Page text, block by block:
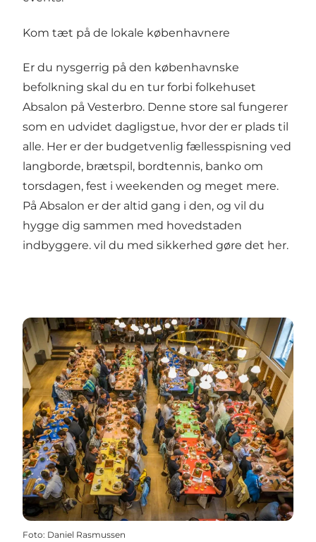
Kom tæt på de lokale københavnere
Er du nysgerrig på den københavnske
befolkning skal du en tur forbi folkehuset
Absalon på Vesterbro. Denne store sal fungerer
som en udvidet dagligstue, hvor der er plads til
alle. Her er der budgetvenlig fællesspisning ved
langborde, brætspil, bordtennis, banko om
torsdagen, fest i weekenden og meget mere.
På Absalon er der altid gang i den, og vil du
hygge dig sammen med hovedstaden
indbyggere. vil du med sikkerhed gøre det her.
Foto: Daniel Rasmussen